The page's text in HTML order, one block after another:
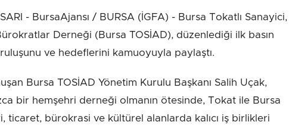
- BursaAjansı / BURSA (İGFA) - Bursa Tokatlı Sanayici,
Derneği (Bursa TOSİAD), düzenlediği ilk basın
ve hedeflerini kamuoyuyla paylaştı.
Bursa TOSİAD Yönetim Kurulu Başkanı Salih Uçak,
bir hemşehri derneği olmanın ötesinde, Tokat ile Bursa
ticaret, bürokrasi ve kültürel alanlarda kalıcı iş birlikleri